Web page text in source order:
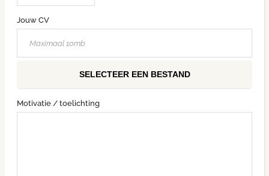
Jouw CV
SELECTEER EEN BESTAND
Motivatie / toelichting